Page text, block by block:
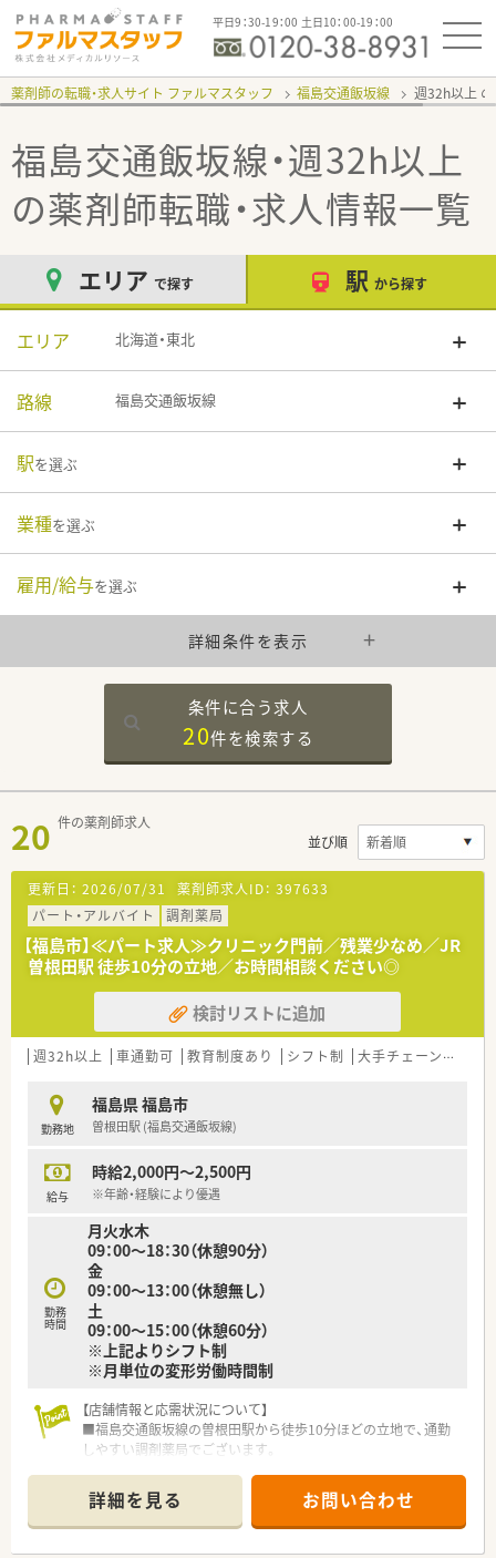
平日9：30-19：00 土日10：00-19：00
薬剤師の転職・求人サイト ファルマスタッフ 福島交通飯坂線 週32h以上
福島交通飯坂線・週32h以上
の薬剤師転職・求人情報一覧
エリア で探す 駅 から探す
エリア 北海道・東北
路線 福島交通飯坂線
駅を選ぶ
業種を選ぶ
雇用/給与を選ぶ
詳細条件を表示
条件に合う求人
20件を検索する
20 件の薬剤師求人
並び順
更新日： 2026/07/31 薬剤師求人ID： 397633
パート・アルバイト
調剤薬局
【福島市】≪パート求人≫クリニック門前／残業少なめ／JR
曽根田駅 徒歩10分の立地／お時間相談ください◎
検討リストに追加
週32h以上 車通勤可 教育制度あり シフト制 大手チェーン以外
勤務地
福島県 福島市
曽根田駅 (福島交通飯坂線)
給与
時給2,000円～2,500円
※年齢・経験により優遇
勤務
時間
月火水木
09：00～18：30（休憩90分）
金
09：00～13：00（休憩無し）
土
09：00～15：00（休憩60分）
※上記よりシフト制
※月単位の変形労働時間制
【店舗情報と応需状況について】
■福島交通飯坂線の曽根田駅から徒歩10分ほどの立地で、通勤
しやすい調剤薬局でございます。
70枚ほど応需しております。
■常勤薬剤師2名体制と事務スタッフ2名で業務にあたってお
り、ヘルプ体制も充実しております。
詳細を見る お問い合わせ